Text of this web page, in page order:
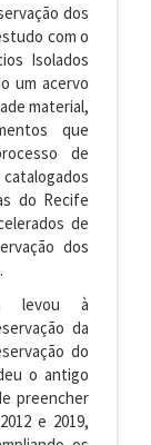
dos
com o
Isolados
um acervo
material,
que
de
do Recife
de
dos
levou à
da
do
o antigo
preencher
e 2019,